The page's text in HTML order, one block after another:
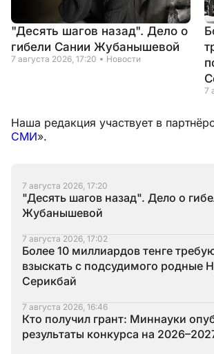
"Десять шагов назад". Дело о
гибели Сании Жубанышевой
7 августа 2026, 17:20 Новости
7
Наша редакция участвует в
СМИ».
7 августа 2026, 17:20
"Десять шагов назад". Дело о
Жубанышевой
7 августа 2026, 17:02
Более 10 миллиардов тенге
взыскать с подсудимого родные
Серикбай
7 августа 2026, 16:46
Кто получил грант: Миннауки
результаты конкурса на